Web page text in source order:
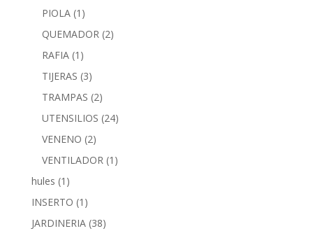
PIOLA (1)
QUEMADOR (2)
RAFIA (1)
TIJERAS (3)
TRAMPAS (2)
UTENSILIOS (24)
VENENO (2)
VENTILADOR (1)
hules (1)
INSERTO (1)
JARDINERIA (38)